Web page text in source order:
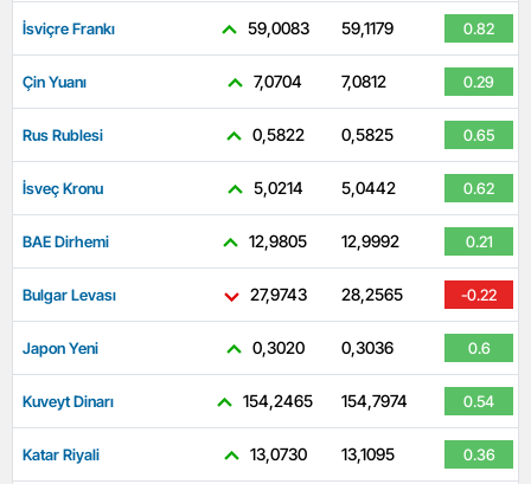
İsviçre Frankı 59,0083 59,1179 0.82
Çin Yuanı 7,0704 7,0812 0.29
Rus Rublesi 0,5822 0,5825 0.65
İsveç Kronu 5,0214 5,0442 0.62
BAE Dirhemi 12,9805 12,9992 0.21
Bulgar Levası 27,9743 28,2565 -0.22
Japon Yeni 0,3020 0,3036 0.6
Kuveyt Dinarı 154,2465 154,7974 0.54
Katar Riyali 13,0730 13,1095 0.36